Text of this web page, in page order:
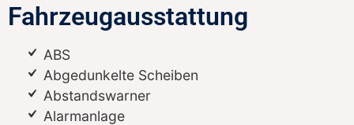
Fahrzeugausstattung
ABS
Abgedunkelte Scheiben
Abstandswarner
Alarmanlage